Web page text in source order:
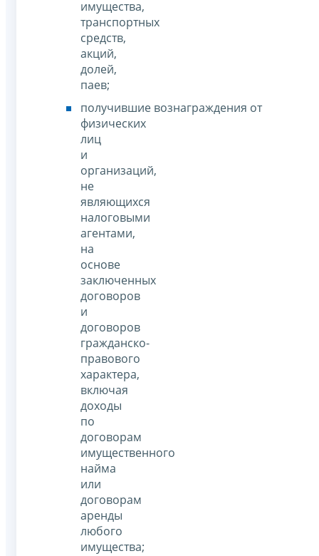
имущества,
транспортных
средств,
акций,
долей,
паев;
получившие вознаграждения от
физических
лиц
и
организаций,
не
являющихся
налоговыми
агентами,
на
основе
заключенных
договоров
и
договоров
гражданско-
правового
характера,
включая
доходы
по
договорам
имущественного
найма
или
договорам
аренды
любого
имущества;